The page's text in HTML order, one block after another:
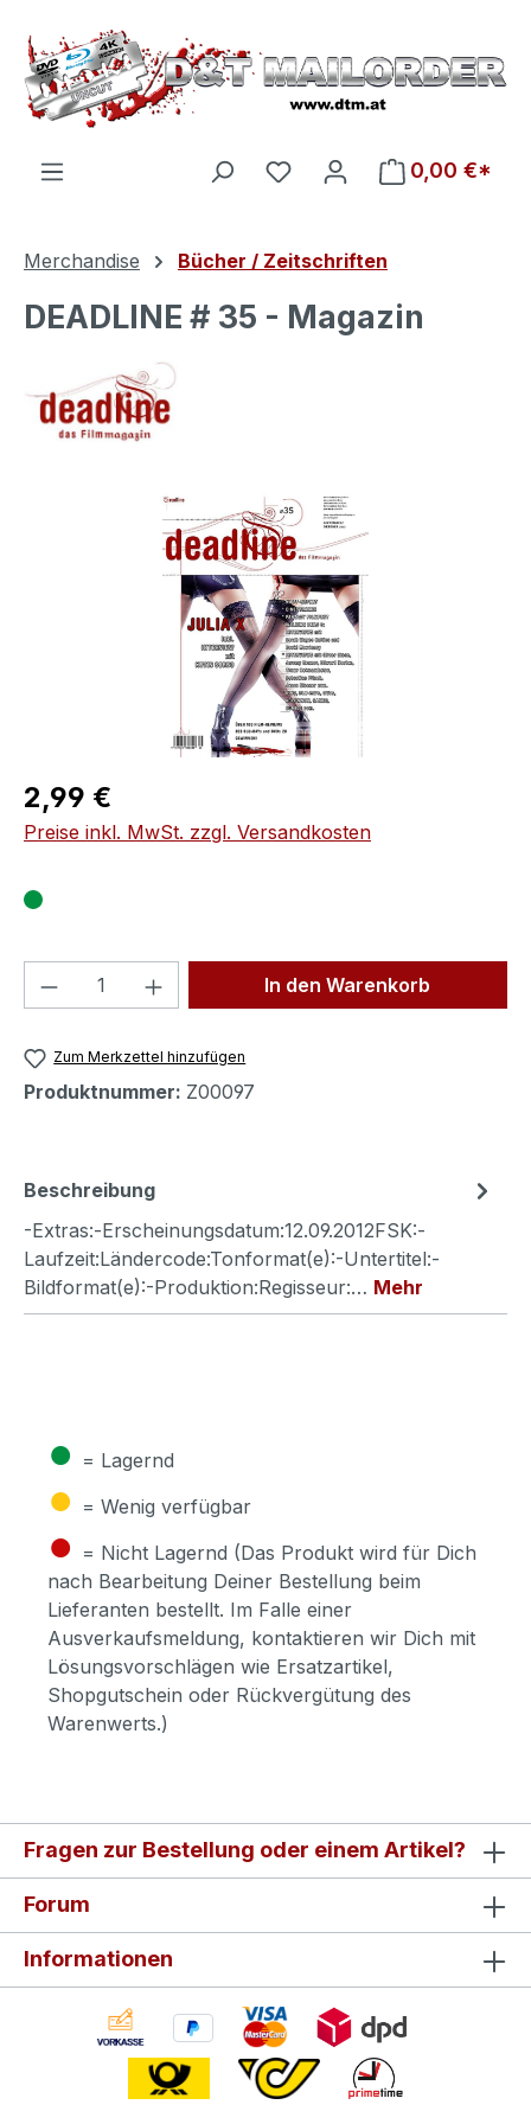
Zum Hauptinhalt springen
Du hast 0 Produkte auf
0,00 €*
Merchandise Bücher / Zeitschriften
DEADLINE # 35 - Magazin
Bildergalerie überspringen
Regulärer Preis:
2,99 €
Preise inkl. MwSt. zzgl. Versandkosten
Produkt Anzahl: Gib denIn den Warenkorb
Zum Merkzettel hinzufügen
Produktnummer: Z00097
Beschreibung
-Extras:-Erscheinungsdatum:12.09.2012FSK:-
Laufzeit:Ländercode:Tonformat(e):-Untertitel:-
Bildformat(e):-Produktion:Regisseur:… Mehr
● = Lagernd
● = Wenig verfügbar
● = Nicht Lagernd (Das Produkt wird für Dich
nach Bearbeitung Deiner Bestellung beim
Lieferanten bestellt. Im Falle einer
Ausverkaufsmeldung, kontaktieren wir Dich mit
Lösungsvorschlägen wie Ersatzartikel,
Shopgutschein oder Rückvergütung des
Warenwerts.)
Fragen zur Bestellung oder einem Artikel?
Forum
Informationen